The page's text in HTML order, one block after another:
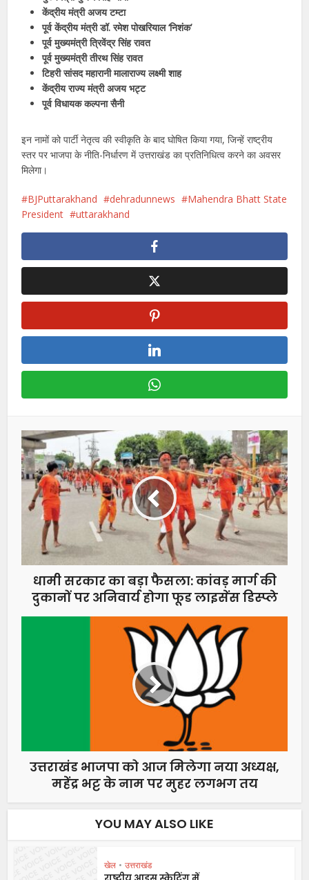
केंद्रीय मंत्री अजय टम्टा
पूर्व केंद्रीय मंत्री डॉ. रमेश पोखरियाल ‘निशंक’
पूर्व मुख्यमंत्री त्रिवेंद्र सिंह रावत
पूर्व मुख्यमंत्री तीरथ सिंह रावत
टिहरी सांसद महारानी मालाराज्य लक्ष्मी शाह
केंद्रीय राज्य मंत्री अजय भट्ट
पूर्व विधायक कल्पना सैनी
इन नामों को पार्टी नेतृत्व की स्वीकृति के बाद घोषित किया गया, जिन्हें राष्ट्रीय
स्तर पर भाजपा के नीति-निर्धारण में उत्तराखंड का प्रतिनिधित्व करने का अवसर
मिलेगा।
BJPuttarakhand dehradunnews
Mahendra Bhatt State
President
uttarakhand
धामी सरकार का बड़ा फैसला: कांवड़ मार्ग की
दुकानों पर अनिवार्य होगा फूड लाइसेंस डिस्प्ले
उत्तराखंड भाजपा को आज मिलेगा नया अध्यक्ष,
महेंद्र भट्ट के नाम पर मुहर लगभग तय
YOU MAY ALSO LIKE
खेल • उत्तराखंड